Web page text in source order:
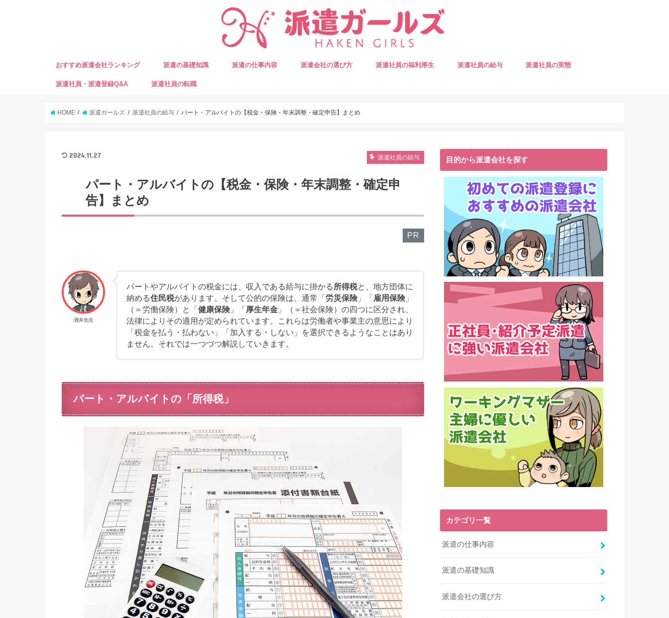
おすすめ派遣会社ランキング 派遣の基礎知識 派遣の仕事内容 派遣会社の選び方 派遣社員の福利厚生 派遣社員の給与 派遣社員の実態
派遣社員・派遣登録Q&A 派遣社員の転職
HOME 派遣ガールズ 派遣社員の給与 パート・アルバイトの【税金・保険・年末調整・確定申告】まとめ
派遣社員の給与
2024.11.27
パート・アルバイトの【税金・保険・年末調整・確定申
告】まとめ
PR
酒井先生
パートやアルバイトの税金には、収入である給与に掛かる 所得税と、地方団体に
納める住民税があります。そして公的の保険は、通常「労災保険」「 雇用保険」
（＝労働保険）と「健康保険」「 厚生年金 」（＝社会保険）の四つに区分され、
法律によりその適用が定められています。これらは労働者や事業主の意思により
「税金を払う・払わない」「加入する・しない」を選択できるようなことはあり
ません。それでは一つづつ解説していきます。
パート・アルバイトの「所得税」
目的から派遣会社を探す
カテゴリ一覧
派遣の仕事内容
派遣の基礎知識
派遣会社の選び方